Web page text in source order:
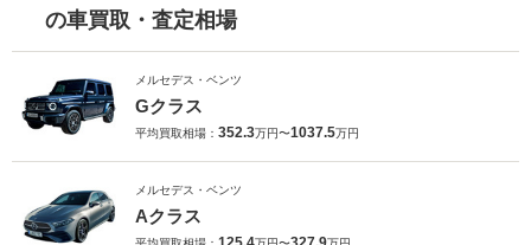
の車買取・査定相場
メルセデス・ベンツ
Gクラス
平均買取相場： 352.3万円〜1037.5万円
メルセデス・ベンツ
Aクラス